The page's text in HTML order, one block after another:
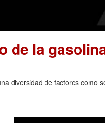
de la
diversidad de factores como